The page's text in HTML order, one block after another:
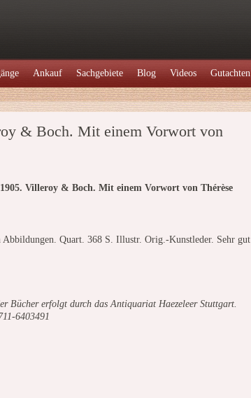
Ankauf Sachgebiete Blog Videos Gutachten
& Boch. Mit einem Vorwort von
Villeroy & Boch. Mit einem Vorwort von Thérèse
Quart. 368 S. Illustr. Orig.-Kunstleder. Sehr gut
Bücher erfolgt durch das Antiquariat Haezeleer Stuttgart.
6403491